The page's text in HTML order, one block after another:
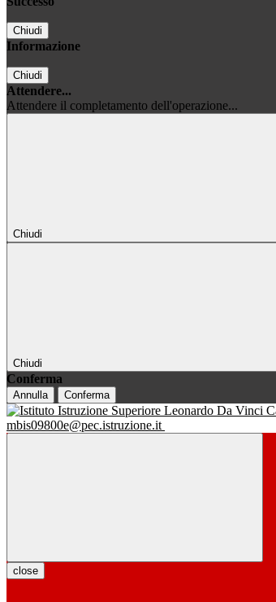
Chiudi
Informazione
Chiudi
Attendere...
Attendere il completamento dell'operazione...
Chiudi
Chiudi
Conferma
Annulla Conferma
mbis09800e@pec.istruzione.it
close